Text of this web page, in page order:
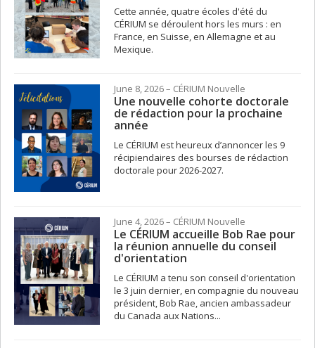
Cette année, quatre écoles d'été du
CÉRIUM se déroulent hors les murs : en
France, en Suisse, en Allemagne et au
Mexique.
June 8, 2026– CÉRIUM Nouvelle
Une nouvelle cohorte doctorale
de rédaction pour la prochaine
année
Le CÉRIUM est heureux d’annoncer les 9
récipiendaires des bourses de rédaction
doctorale pour 2026-2027.
June 4, 2026– CÉRIUM Nouvelle
Le CÉRIUM accueille Bob Rae pour
la réunion annuelle du conseil
d'orientation
Le CÉRIUM a tenu son conseil d'orientation
le 3 juin dernier, en compagnie du nouveau
président, Bob Rae, ancien ambassadeur
du Canada aux Nations...